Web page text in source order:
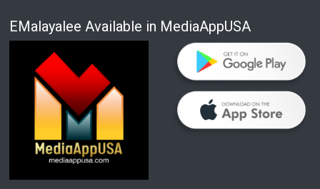
EMalayalee Available in MediaAppUSA